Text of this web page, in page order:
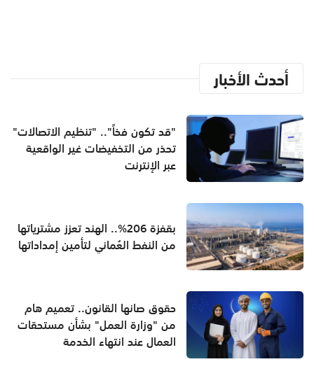
أحدث الأخبار
"قد تكون فخاً".. "تنظيم الاتصالات"
تحذر من التخفيضات غير الواقعية
عبر الإنترنت
بقفزة 206%.. الهند تعزز مشترياتها
من النفط العُماني لتأمين إمداداتها
حقوق صانها القانون.. تعميم هام
من "وزارة العمل" بشأن مستحقات
العمال عند انتهاء الخدمة